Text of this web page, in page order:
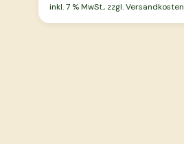
inkl.7 % MwSt., zzgl. Versandkosten